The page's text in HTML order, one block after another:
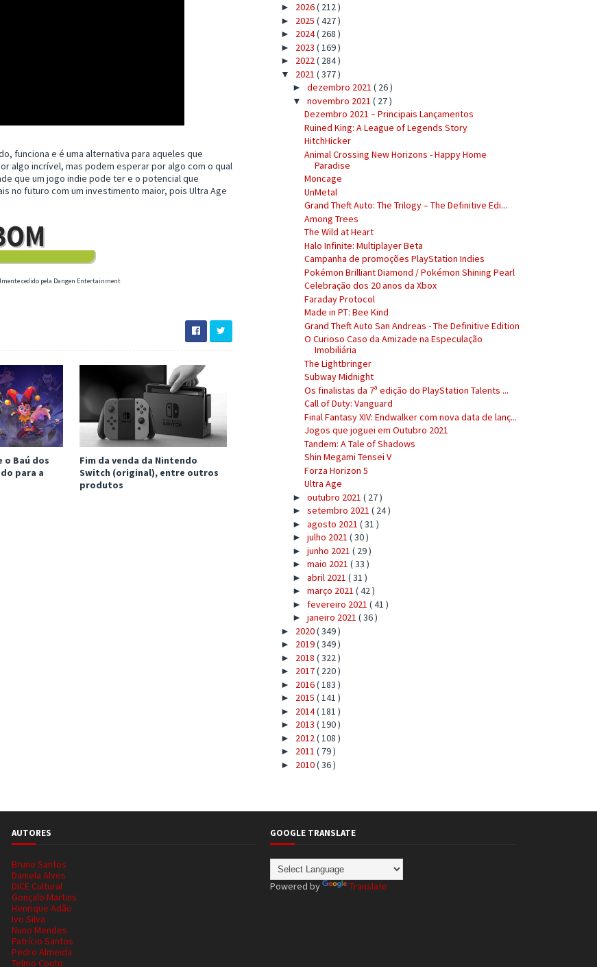
funciona e é uma alternativa para aqueles que
algo incrível, mas podem esperar por algo com o qual
que um jogo indie pode ter e o potencial que
no futuro com um investimento maior, pois Ultra Age
cedido pela Dangen Entertainment
o Baú dos
para a
Fim da venda da Nintendo
Switch (original), entre outros
produtos
► 2026( 212 )
► 2025 ( 427 )
► 2024( 268 )
► 2023 ( 169 )
► 2022( 284 )
▼ 2021 ( 377 )
► dezembro 2021 ( 26 )
▼ novembro 2021 ( 27 )
Dezembro 2021 – Principais Lançamentos
Ruined King: A League of Legends Story
HitchHicker
Animal Crossing New Horizons - Happy Home
Paradise
Moncage
UnMetal
Grand Theft Auto: The Trilogy – The Definitive Edi...
Among Trees
The Wild at Heart
Halo Infinite: Multiplayer Beta
Campanha de promoções PlayStation Indies
Pokémon Brilliant Diamond / Pokémon Shining Pearl
Celebração dos 20 anos da Xbox
Faraday Protocol
Made in PT: Bee Kind
Grand Theft Auto San Andreas - The Definitive Edition
O Curioso Caso da Amizade na Especulação
Imobiliária
The Lightbringer
Subway Midnight
Os finalistas da 7ª edição do PlayStation Talents ...
Call of Duty: Vanguard
Final Fantasy XIV: Endwalker com nova data de lanç...
Jogos que joguei em Outubro 2021
Tandem: A Tale of Shadows
Shin Megami Tensei V
Forza Horizon 5
Ultra Age
► outubro 2021 ( 27 )
► setembro 2021 ( 24 )
► agosto 2021 ( 31 )
► julho 2021 ( 30 )
► junho 2021 ( 29 )
► maio 2021 ( 33 )
► abril 2021 ( 31 )
► março 2021 ( 42 )
► fevereiro 2021 ( 41 )
► janeiro 2021 ( 36 )
► 2020( 349 )
► 2019( 349 )
► 2018 ( 322 )
► 2017( 220 )
► 2016( 183 )
► 2015 ( 141 )
► 2014( 181 )
► 2013 ( 190 )
► 2012 ( 108 )
► 2011 ( 79 )
► 2010( 36 )
AUTORES
Bruno Santos
Daniela Alves
DICE Cultural
Gonçalo Martins
Henrique Adão
Ivo Silva
Nuno Mendes
Patrício Santos
Pedro Almeida
Telmo Couto
GOOGLE TRANSLATE
Powered by Translate